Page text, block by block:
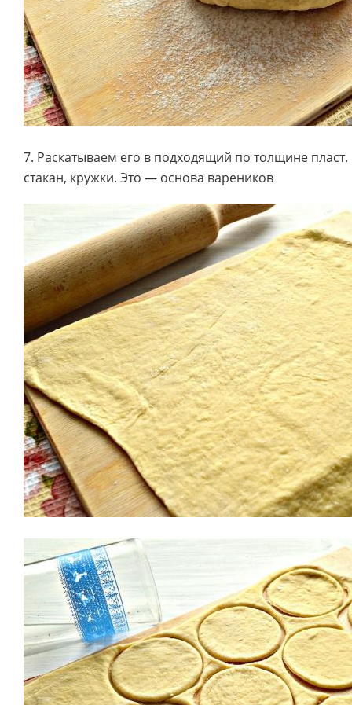
7. Раскатываем его в подходящий по толщине
стакан, кружки. Это — основа вареников